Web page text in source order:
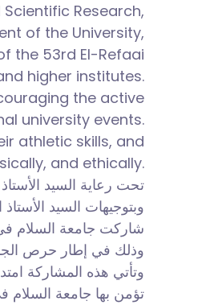
Research,
of the University,
the 53rd El-Refaai
higher institutes.
the active
university events.
athletic skills, and
and ethically.
تحت رعاية السيد
وبتوجيهات السيد
وذلك في إطار حرص
وتأتي هذه المشاركة
تؤمن بها جامعة السلام